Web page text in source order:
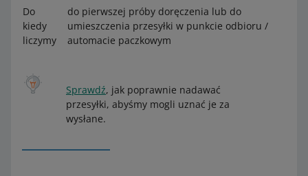
Do
kiedy
liczymy
do pierwszej próby doręczenia lub do
umieszczenia przesyłki w punkcie odbioru /
automacie paczkowym
Sprawdź, jak poprawnie nadawać
przesyłki, abyśmy mogli uznać je za
wysłane.